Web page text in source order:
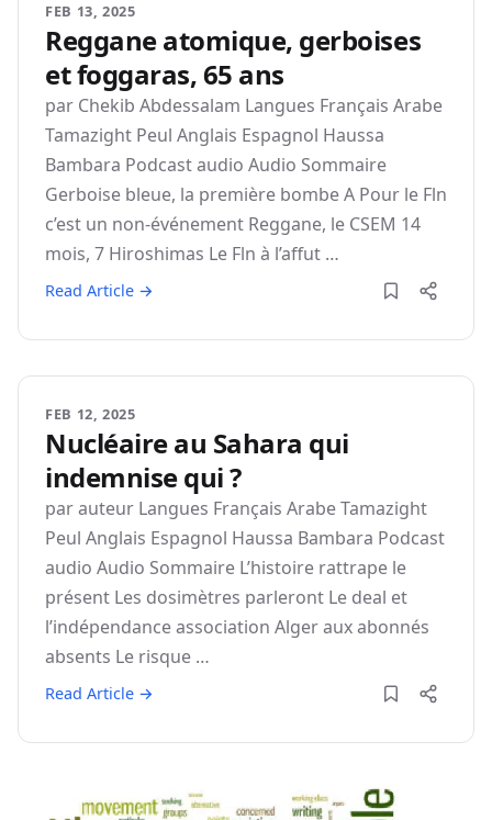
FEB 13, 2025
Reggane atomique, gerboises
et foggaras, 65 ans
par Chekib Abdessalam Langues Français Arabe
Tamazight Peul Anglais Espagnol Haussa
Bambara Podcast audio Audio Sommaire
Gerboise bleue, la première bombe A Pour le Fln
c’est un non-événement Reggane, le CSEM 14
mois, 7 Hiroshimas Le Fln à l’affut …
Read Article →
FEB 12, 2025
Nucléaire au Sahara qui
indemnise qui ?
par auteur Langues Français Arabe Tamazight
Peul Anglais Espagnol Haussa Bambara Podcast
audio Audio Sommaire L’histoire rattrape le
présent Les dosimètres parleront Le deal et
l’indépendance association Alger aux abonnés
absents Le risque …
Read Article →